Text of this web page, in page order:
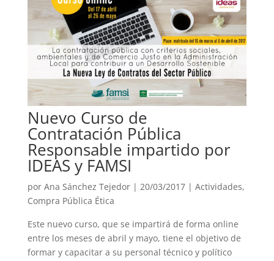
Nuevo Curso de
Contratación Pública
Responsable impartido por
IDEAS y FAMSI
por Ana Sánchez Tejedor| 20/03/2017 | Actividades,
Compra Pública Ética
Este nuevo curso, que se impartirá de forma online
entre los meses de abril y mayo, tiene el objetivo de
formar y capacitar a su personal técnico y político